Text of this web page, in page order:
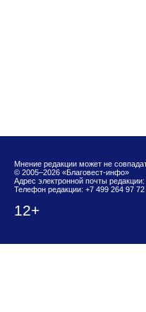
Мнение редакции может не
© 2005–2026 «Благовест-инфо»
Адрес электронной почты редакции:
Телефон редакции: +7 499 264 97 72
12+